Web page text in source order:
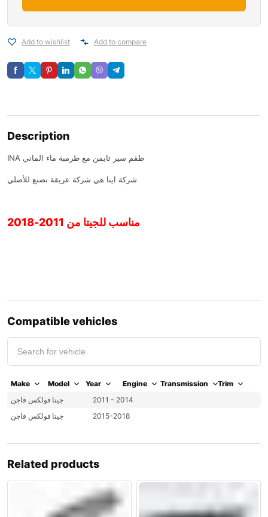
Add to wishlist Add to compare
Description
INA طقم سير تايمن مع طرمبة ماء الماني
شركة اينا هي شركة عريقة تصنع للأصلي
مناسب للجيتا من 2011-2018
Compatible vehicles
Make Model Year Engine Transmission
Trim
فولكس فاجن جيتا
2011 - 2014
فولكس فاجن جيتا 2015-2018
Related products